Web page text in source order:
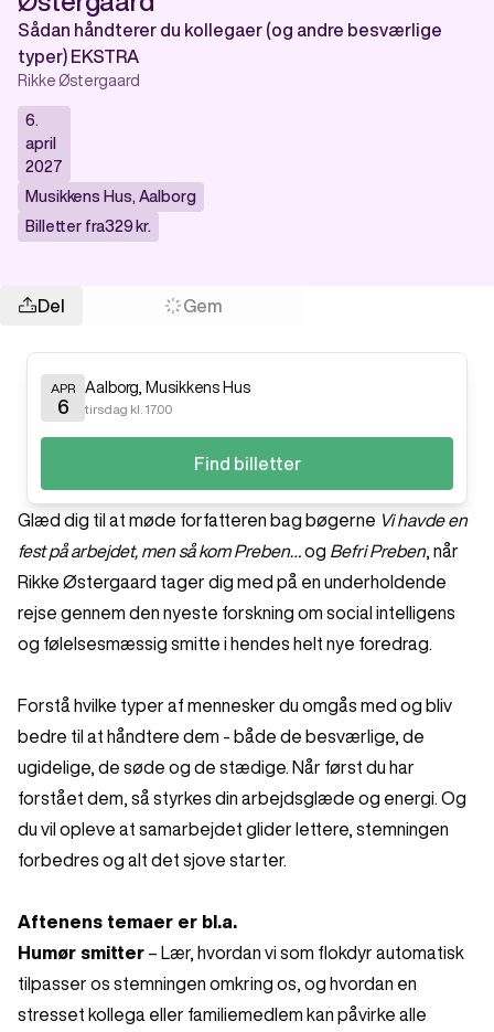
Sådan håndterer du kollegaer (og andre besværlige
typer) EKSTRA
Rikke Østergaard
6.
april
2027
Musikkens Hus, Aalborg
Billetter fra329 kr.
Del Gem
APR
6
Aalborg Musikkens Hus
tirsdag kl. 17.00
Find billetter
Glæd dig til at møde forfatteren bag bøgerne Vi havde en
fest på arbejdet, men så kom Preben…
og Befri Preben, når
Rikke Østergaard tager dig med på en underholdende
rejse gennem den nyeste forskning om social intelligens
og følelsesmæssig smitte i hendes helt nye foredrag.
Forstå hvilke typer af mennesker du omgås med og bliv
bedre til at håndtere dem - både de besværlige, de
ugidelige, de søde og de stædige. Når først du har
forstået dem, så styrkes din arbejdsglæde og energi. Og
du vil opleve at samarbejdet glider lettere, stemningen
forbedres og alt det sjove starter.
Aftenens temaer er bl.a.
Humør smitter – Lær, hvordan vi som flokdyr automatisk
tilpasser os stemningen omkring os, og hvordan en
stresset kollega eller familiemedlem kan påvirke alle